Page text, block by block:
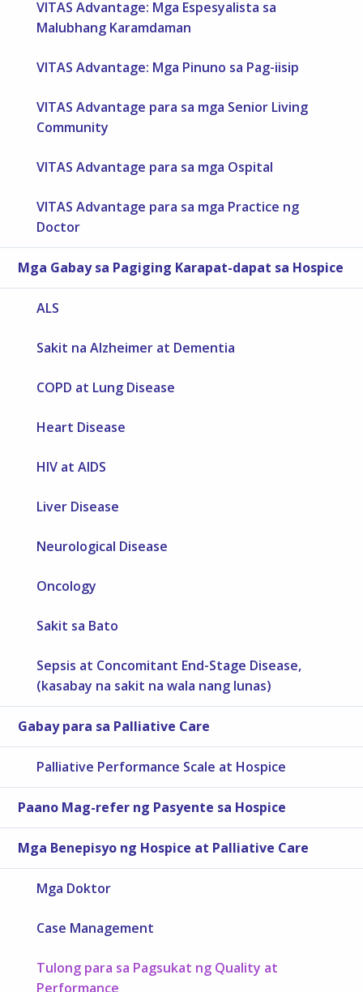
VITAS Advantage: Mga Espesyalista sa
Malubhang Karamdaman
VITAS Advantage: Mga Pinuno sa Pag-iisip
VITAS Advantage para sa mga Senior Living
Community
VITAS Advantage para sa mga Ospital
VITAS Advantage para sa mga Practice ng
Doctor
Mga Gabay sa Pagiging Karapat-dapat sa Hospice
ALS
Sakit na Alzheimer at Dementia
COPD at Lung Disease
Heart Disease
HIV at AIDS
Liver Disease
Neurological Disease
Oncology
Sakit sa Bato
Sepsis at Concomitant End-Stage Disease,
(kasabay na sakit na wala nang lunas)
Gabay para sa Palliative Care
Palliative Performance Scale at Hospice
Paano Mag-refer ng Pasyente sa Hospice
Mga Benepisyo ng Hospice at Palliative Care
Mga Doktor
Case Management
Tulong para sa Pagsukat ng Quality at
Performance